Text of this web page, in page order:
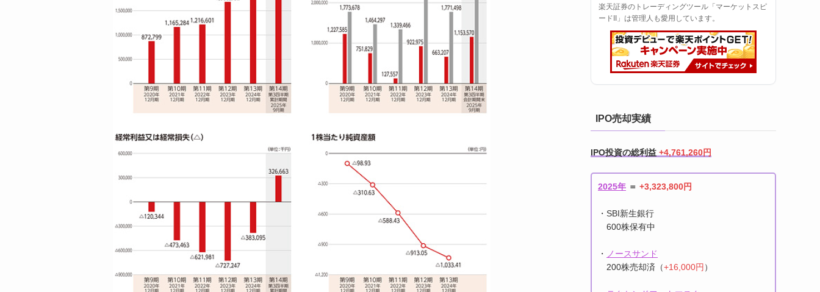
楽天証券のトレーディングツール「マーケットスピ
ードII」は管理人も愛用しています。
IPO売却実績
IPO投資の総利益 +4,761,260円
2025年 ＝ +3,323,800円
・SBI新生銀行
600株保有中
・ ノースサンド
200株売却済（+16,000円 ）